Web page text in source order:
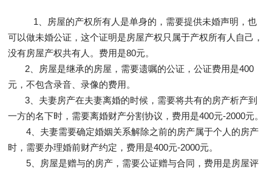
1、房屋的产权所有人是单身的，需要提供未婚声明，也
可以做未婚公证，这个证明是房屋产权只属于产权所有人自己，
没有房屋产权共有人。费用是80元。
2、房屋是继承的房屋，需要遗嘱的公证，公证费用是400
元，不包含录音、录像的费用。
3、夫妻房产在夫妻离婚的时候，需要将共有的房产析产到
一方的名下时，需要离婚财产分割协议，费用是400元-2000元。
4、夫妻需要确定婚姻关系解除之前的房产属于个人的房产
时，需要办理婚前财产约定，费用是400元-2000元。
5、房屋是赠与的房产，需要公证赠与合同，费用是房屋评